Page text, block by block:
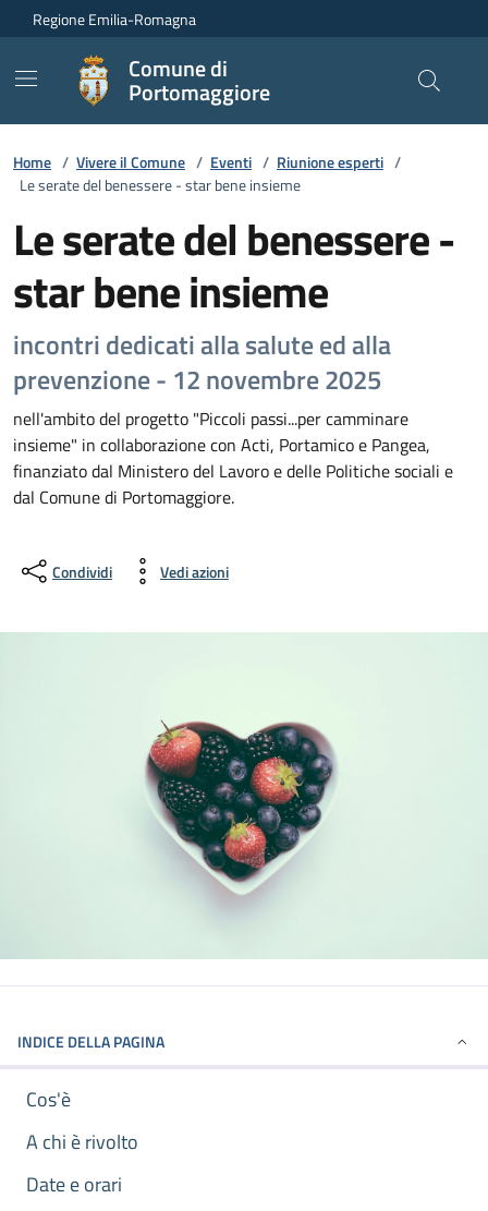
Vai ai contenuti
Vai al footer
Regione Emilia-Romagna
Comune di
Portomaggiore
Home / Vivere il Comune / Eventi / Riunione esperti /
Le serate del benessere - star bene insieme
Le serate del benessere -
star bene insieme
incontri dedicati alla salute ed alla
prevenzione - 12 novembre 2025
nell'ambito del progetto "Piccoli passi...per camminare
insieme" in collaborazione con Acti, Portamico e Pangea,
finanziato dal Ministero del Lavoro e delle Politiche sociali e
dal Comune di Portomaggiore.
Condividi Vedi azioni
INDICE DELLA PAGINA
Cos'è
A chi è rivolto
Date e orari